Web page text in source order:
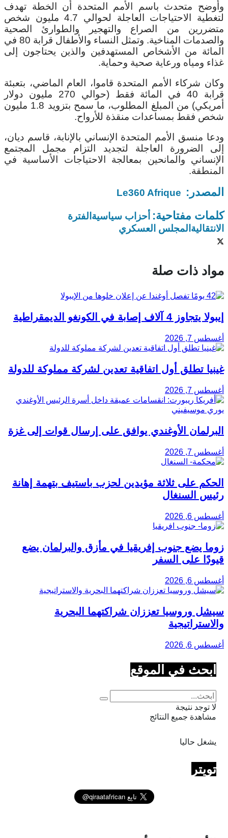
وأوضح متحدث باسم الأمم المتحدة أن الخطة تهدف
لتغطية الاحتياجات العاجلة لحوالي 4.7 مليون شخص
متضررين من الصراع والتهجير والطوارئ الصحية
والصدمات المناخية.
وتمثل النساء والأطفال قرابة 80 في
المائة من الأشخاص المستهدفين والذين يحتاجون إلى
غذاء ومياه ورعاية صحية وحماية.
وكان شركاء الأمم المتحدة قاموا، العام الماضي، بتعبئة
قرابة 40 في المائة فقط (حوالي 270 مليون دولار
أمريكي) من المبلغ المطلوب، ما سمح بتزويد 1.8 مليون
شخص فقط بمساعدات منقذة للأرواح.
ودعا منسق الأمم المتحدة الإنساني بالإنابة، قاسم ديان،
إلى الضرورة العاجلة لتجديد التزام مجمل المجتمع
الإنساني والمانحين بمعالجة الاحتياجات الأساسية في
المنطقة.
المصدر:
كلمات مفتاحية: أحزاب سياسية الفترة
الانتقالية المجلس العسكري
مواد ذات صلة
إيبولا يتجاوز 4 آلاف إصابة في الكونغو الديمقراطية
أغسطس 7, 2026
غينيا تطلق أول اتفاقية تعدين لشركة مملوكة للدولة
أغسطس 7, 2026
البرلمان الأوغندي يوافق على إرسال قوات إلى غزة
أغسطس 7, 2026
الحكم على ثلاثة مؤيدين لحزب باستيف بتهمة إهانة
رئيس السنغال
أغسطس 6, 2026
زوما يضع جنوب إفريقيا في مأزق والبرلمان يضع
قيودًا على السفر
أغسطس 6, 2026
سيشل وروسيا تعززان شراكتهما البحرية
والاستراتيجية
أغسطس 6, 2026
ابحث في الموقع
لا توجد نتيجة
مشاهدة جميع النتائج
يشغل حاليا
تويتر